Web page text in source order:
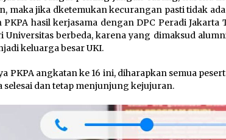
maka jika dketemukan kecurangan pasti tidak
PKPA hasil kerjasama dengan DPC Peradi
Universitas berbeda, karena yang dimaksud
keluarga besar UKI.
PKPA angkatan ke 16 ini, diharapkan semua
dan tetap menjunjung kejujuran.